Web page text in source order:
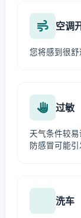
空调
您将感到很舒
过敏
天气条件较
防感冒可能引
洗车